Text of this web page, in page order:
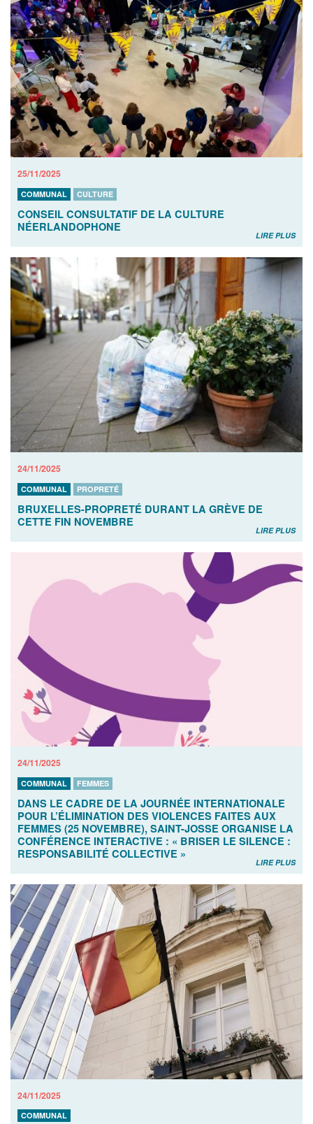
25/11/2025
COMMUNAL CULTURE
CONSEIL CONSULTATIF DE LA CULTURE
NÉERLANDOPHONE
LIRE PLUS
24/11/2025
COMMUNAL PROPRETÉ
BRUXELLES-PROPRETÉ DURANT LA GRÈVE DE
CETTE FIN NOVEMBRE
LIRE PLUS
24/11/2025
COMMUNAL FEMMES
DANS LE CADRE DE LA JOURNÉE INTERNATIONALE
POUR L’ÉLIMINATION DES VIOLENCES FAITES AUX
FEMMES (25 NOVEMBRE), SAINT-JOSSE ORGANISE LA
CONFÉRENCE INTERACTIVE : « BRISER LE SILENCE :
RESPONSABILITÉ COLLECTIVE »
LIRE PLUS
24/11/2025
COMMUNAL